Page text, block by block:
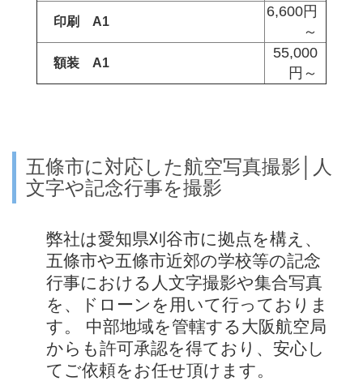
印刷 A1
6,600円
～
額装 A1
55,000
円～
五條市に対応した航空写真撮影│人
文字や記念行事を撮影
弊社は愛知県刈谷市に拠点を構え、
五條市や五條市近郊の学校等の記念
行事における人文字撮影や集合写真
を、ドローンを用いて行っておりま
す。 中部地域を管轄する大阪航空局
からも許可承認を得ており、安心し
てご依頼をお任せ頂けます。